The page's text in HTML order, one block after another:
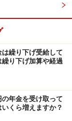
繰り下げ受給して
り下げ加算や経過
年金を受け取って
くら増えますか？